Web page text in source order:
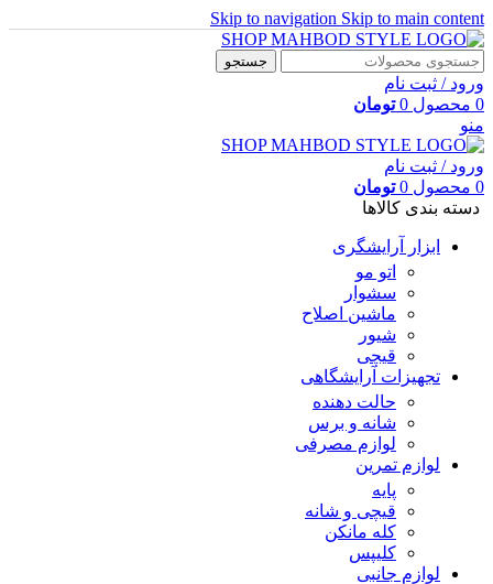
Skip to navigation Skip to main content
جستجو
ورود / ثبت نام
0 محصول 0 تومان
منو
ورود / ثبت نام
0 محصول 0 تومان
دسته بندی کالاها
ابزار آرایشگری
اتو مو
سشوار
ماشین اصلاح
شیور
قیچی
تجهیزات آرایشگاهی
حالت دهنده
شانه و برس
لوازم مصرفی
لوازم تمرین
پایه
قیچی و شانه
کله مانکن
کلیپس
لوازم جانبی